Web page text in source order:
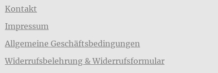
Kontakt
Impressum
Allgemeine Geschäftsbedingungen
Widerrufsbelehrung & Widerrufsformular